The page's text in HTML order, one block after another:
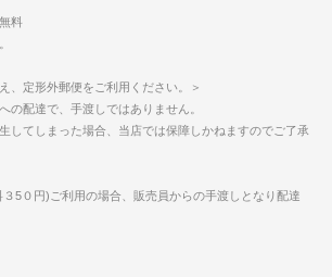
料
、定形外郵便をご利用ください。＞
の配達で、手渡しではありません。
してしまった場合、当店では保障しかねますのでご了承
5０円)ご利用の場合、販売員からの手渡しとなり配達